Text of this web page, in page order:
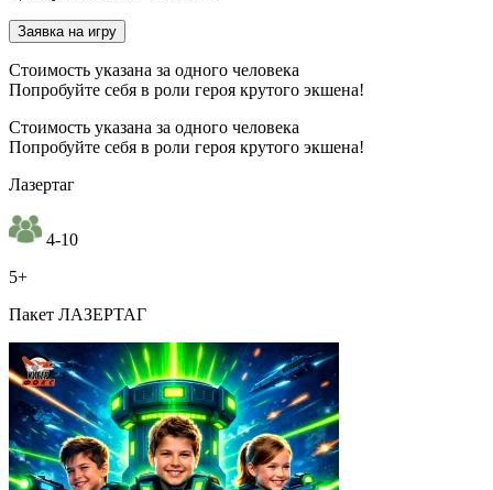
Заявка на игру
Стоимость указана за одного человека
Попробуйте себя в роли героя крутого экшена!
Стоимость указана за одного человека
Попробуйте себя в роли героя крутого экшена!
Лазертаг
4-10
5+
Пакет ЛАЗЕРТАГ